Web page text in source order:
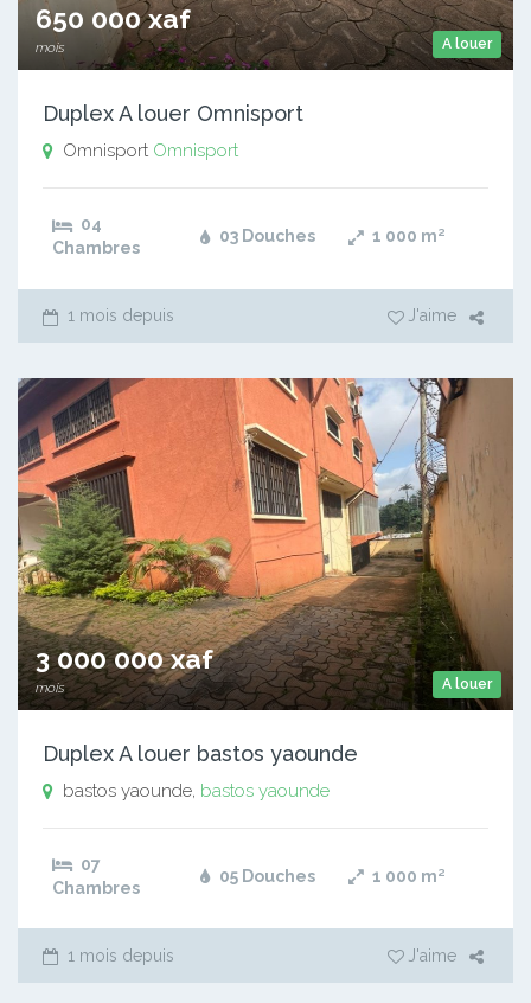
A louer
650 000 xaf
mois
Duplex A louer Omnisport
Omnisport Omnisport
04
Chambres
03 Douches 1 000 m²
1 mois depuis J'aime
A louer
3 000 000 xaf
mois
Duplex A louer bastos yaounde
bastos yaounde, bastos yaounde
07
Chambres
05 Douches 1 000 m²
1 mois depuis J'aime